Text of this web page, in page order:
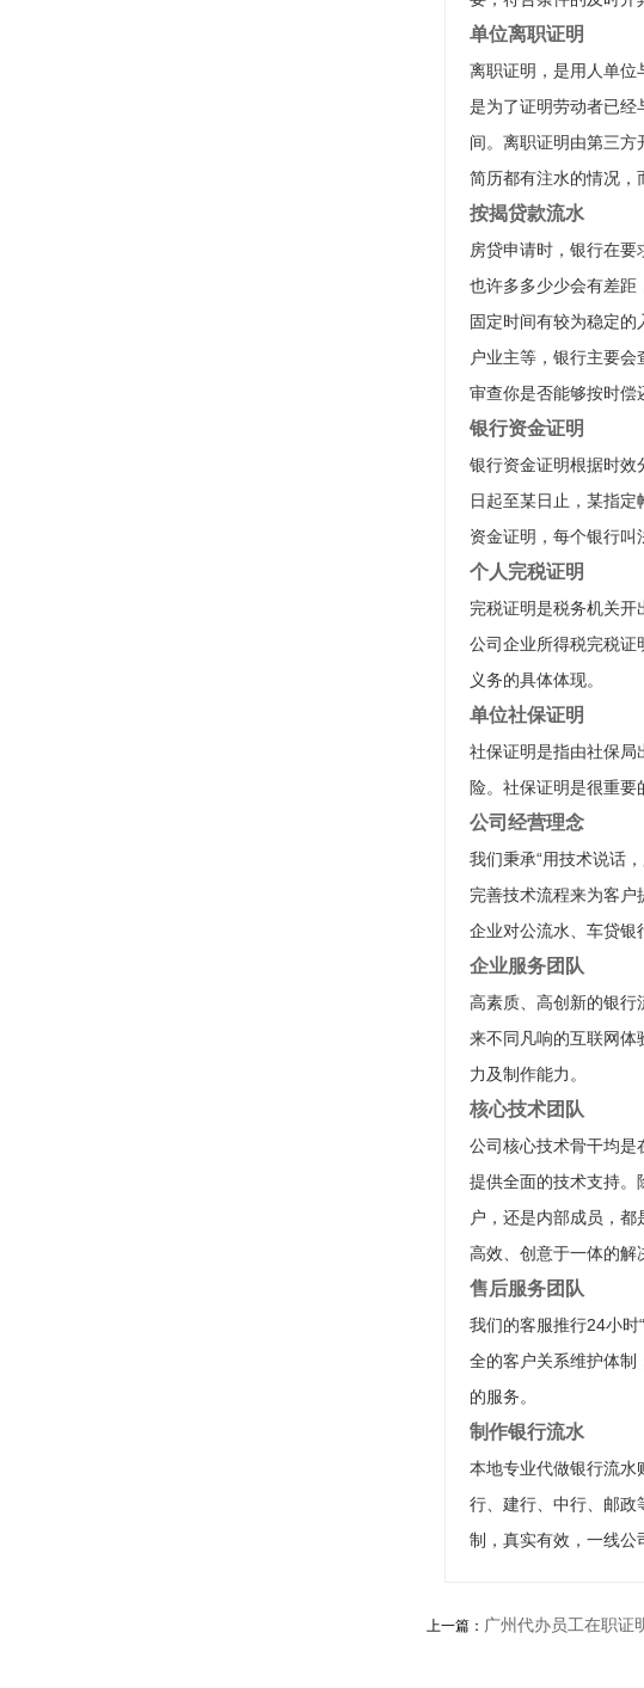
单位离职证明
离职证明，是用人单位
是为了证明劳动者已经
间。离职证明由第三
简历都有注水的情况，
按揭贷款流水
房贷申请时，银行在
也许多多少少会有差距
固定时间有较为稳定
户业主等，银行主要
审查你是否能够按时偿
银行资金证明
银行资金证明根据时效
日起至某日止，某指
资金证明，每个银行叫
个人完税证明
完税证明是税务机关
公司企业所得税完税证
义务的具体体现。
单位社保证明
社保证明是指由社保局
险。社保证明是很重要
公司经营理念
我们秉承“用技术说话
完善技术流程来为客
企业对公流水、车贷银
企业服务团队
高素质、高创新的银行
来不同凡响的互联网体
力及制作能力。
核心技术团队
公司核心技术骨干均是
提供全面的技术支持。
户，还是内部成员，
高效、创意于一体的解
售后服务团队
我们的客服推行24小时
全的客户关系维护体制
的服务。
制作银行流水
本地专业代做银行流水
行、建行、中行、邮政
制，真实有效，一线公
上一篇： 广州代办员工在职证